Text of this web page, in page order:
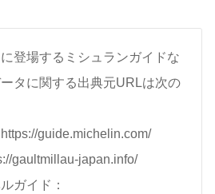
登場するミシュランガイドな
タに関する出典元URLは次の
guide.michelin.com/
gaultmillau-japan.info/
ガイド：